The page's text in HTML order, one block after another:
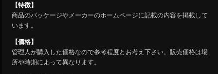
【特徴】
商品のパッケージやメーカーのホームページに記載の内容を掲載して
います。
【価格】
管理人が購入した価格なので参考程度とお考え下さい。販売価格は場
所や時期によって異なります。